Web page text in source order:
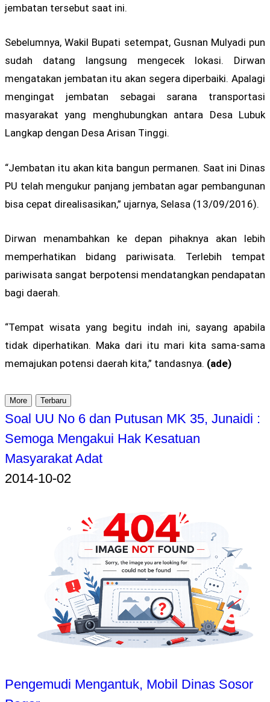
jembatan tersebut saat ini.
Sebelumnya, Wakil Bupati setempat, Gusnan Mulyadi pun
sudah datang langsung mengecek lokasi. Dirwan
mengatakan jembatan itu akan segera diperbaiki. Apalagi
mengingat jembatan sebagai sarana transportasi
masyarakat yang menghubungkan antara Desa Lubuk
Langkap dengan Desa Arisan Tinggi.
“Jembatan itu akan kita bangun permanen. Saat ini Dinas
PU telah mengukur panjang jembatan agar pembangunan
bisa cepat direalisasikan,” ujarnya, Selasa (13/09/2016).
Dirwan menambahkan ke depan pihaknya akan lebih
memperhatikan bidang pariwisata. Terlebih tempat
pariwisata sangat berpotensi mendatangkan pendapatan
bagi daerah.
“Tempat wisata yang begitu indah ini, sayang apabila
tidak diperhatikan. Maka dari itu mari kita sama-sama
memajukan potensi daerah kita,” tandasnya. (ade)
More Terbaru
Soal UU No 6 dan Putusan MK 35, Junaidi :
Semoga Mengakui Hak Kesatuan
Masyarakat Adat
2014-10-02
Pengemudi Mengantuk, Mobil Dinas Sosor